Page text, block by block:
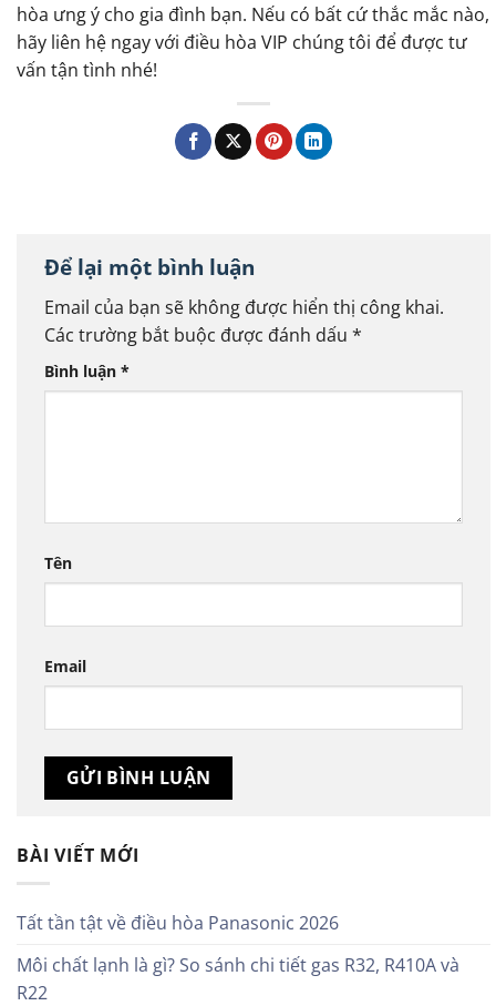
BÀI VIẾT MỚI
Tất tần tật về điều hòa Panasonic 2026
Môi chất lạnh là gì? So sánh chi tiết gas R32, R410A và
R22
hòa ưng ý cho gia đình bạn. Nếu có bất cứ thắc mắc nào,
hãy liên hệ ngay với điều hòa VIP chúng tôi để được tư
vấn tận tình nhé!
Để lại một bình luận
Email của bạn sẽ không được hiển thị công khai.
Các trường bắt buộc được đánh dấu *
Bình luận *
Tên
Email